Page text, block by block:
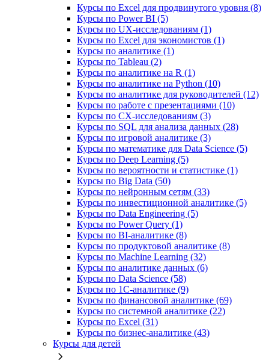
Курсы по Excel для продвинутого уровня (8)
Курсы по Power BI (5)
Курсы по UX‑исследованиям (1)
Курсы по Excel для экономистов (1)
Курсы по аналитике (1)
Курсы по Tableau (2)
Курсы по аналитике на R (1)
Курсы по аналитике на Python (10)
Курсы по аналитике для руководителей (12)
Курсы по работе с презентациями (10)
Курсы по CX-исследованиям (3)
Курсы по SQL для анализа данных (28)
Курсы по игровой аналитике (3)
Курсы по математике для Data Science (5)
Курсы по Deep Learning (5)
Курсы по вероятности и статистике (1)
Курсы по Big Data (50)
Курсы по нейронным сетям (33)
Курсы по инвестиционной аналитике (5)
Курсы по Data Engineering (5)
Курсы по Power Query (1)
Курсы по BI‑аналитике (8)
Курсы по продуктовой аналитике (8)
Курсы по Machine Learning (32)
Курсы по аналитике данных (6)
Курсы по Data Science (58)
Курсы по 1С‑аналитике (9)
Курсы по финансовой аналитике (69)
Курсы по системной аналитике (22)
Курсы по Excel (31)
Курсы по бизнес‑аналитике (43)
Курсы для детей